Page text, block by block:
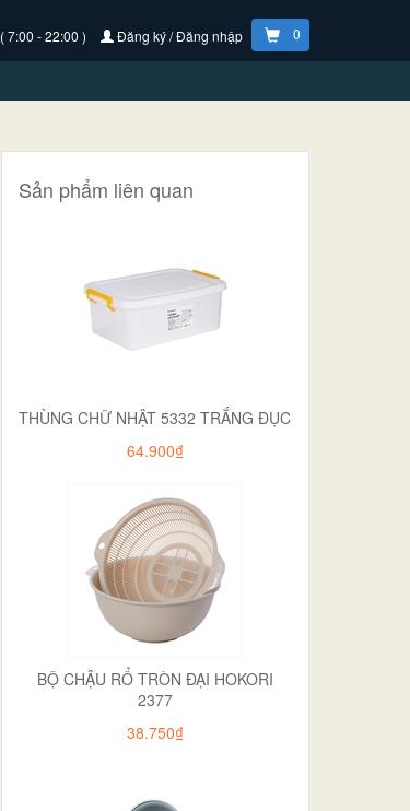
( 7:00 - 22:00 ) Đăng ký / Đăng nhập 0
Sản phẩm liên quan
THÙNG CHỮ NHẬT 5332 TRẮNG ĐỤC
64.900₫
BỘ CHẬU RỔ TRÒN ĐẠI HOKORI
2377
38.750₫